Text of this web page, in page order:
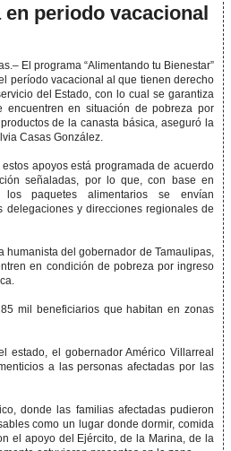
periodo vacacional
El programa “Alimentando tu Bienestar”
período vacacional al que tienen derecho
del Estado, con lo cual se garantiza
encuentren en situación de pobreza por
de la canasta básica, aseguró la
Casas González.
apoyos está programada de acuerdo
señaladas, por lo que, con base en
los paquetes alimentarios se envían
y direcciones regionales de
humanista del gobernador de Tamaulipas,
en condición de pobreza por ingreso
mil beneficiarios que habitan en zonas
estado, el gobernador Américo Villarreal
a las personas afectadas por las
donde las familias afectadas pudieron
como un lugar donde dormir, comida
el apoyo del Ejército, de la Marina, de la